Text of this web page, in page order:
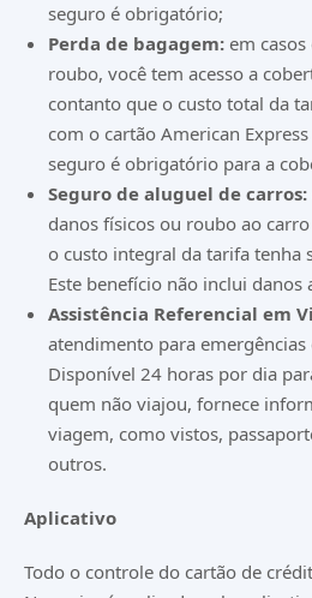
seguro é obrigatório;
Perda de bagagem: em
roubo, você tem acesso a
contanto que o custo total da
com o cartão American
seguro é obrigatório para a
Seguro de aluguel de carros:
danos físicos ou roubo ao
o custo integral da tarifa tenha
Este benefício não inclui danos
Assistência Referencial em
atendimento para
Disponível 24 horas por dia
quem não viajou, fornece
viagem, como vistos,
outros.
Aplicativo
Todo o controle do cartão de